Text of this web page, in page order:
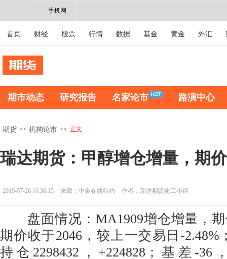
手机网
首页 财经 股票 行情 数据 基金 黄金 外汇
期市动态 研究报告 名家论市 路演中心
期货 >> 机构论市 >> 正文
瑞达期货：甲醇增仓增量，期
2019-07-26 16:36:15 来源：中金在线特约 作者：瑞达期货化工小组
盘面情况：MA1909增仓增量，期
期价收于2046，较上一交易日-2.48%
持仓2298432，+224828；基差-36